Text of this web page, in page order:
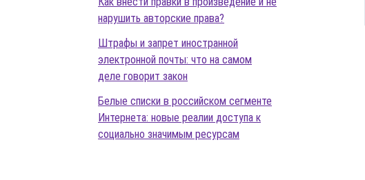
нарушить авторские права?
Штрафы и запрет иностранной
электронной почты: что на самом
деле говорит закон
Белые списки в российском сегменте
Интернета: новые реалии доступа к
социально значимым ресурсам